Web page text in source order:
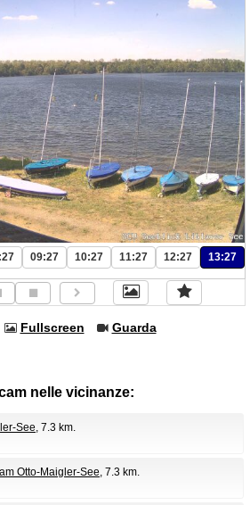
09:27 10:27 11:27 12:27 13:27
Fullscreen Guarda
nelle vicinanze:
See, 7.3 km.
Otto-Maigler-See, 7.3 km.